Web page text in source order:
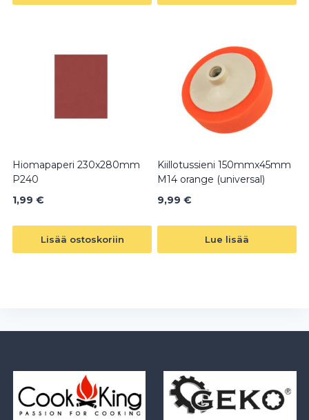
Hiomapaperi 230x280mm
P240
1,99 €
Lisää ostoskoriin
Kiillotussieni 150mmx45mm
M14 orange (universal)
9,99 €
Lue lisää